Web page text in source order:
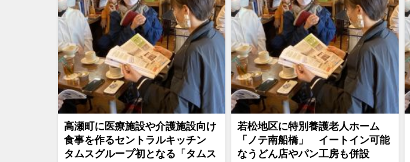
高瀬町に医療施設や介護施設向け
食事を作るセントラルキッチン
タムスグループ初となる「タムス
若松地区に特別養護老人ホーム
「ノテ南船橋」 イートイン可能
なうどん店やパン工房も併設